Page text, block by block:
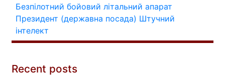
Безпілотний бойовий літальний апарат
Президент (державна посада) Штучний
інтелект
Recent posts